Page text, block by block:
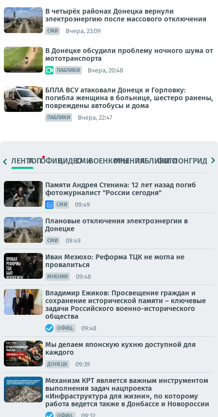
В четырёх районах Донецка вернули
электроэнергию после массового отключения
СМИ Вчера, 23:09
В Донецке обсудили проблему ночного шума от
мототранспорта
ПАБЛИКИ Вчера, 20:48
БПЛА ВСУ атаковали Донецк и Горловку:
погибла женщина в больнице, шестеро ранены,
повреждены автобусы и дома
ПАБЛИКИ Вчера, 22:47
ЛЕНТАТОПОФИЦ.ВИДЕОСМИВОЕНКОРЫМНЕНИЯПАБЛИКИ
ФОТОЛОНГРИДЫ
Памяти Андрея Стенина: 12 лет назад погиб
фотожурналист "России сегодня"
СМИ 09:49
Плановые отключения электроэнергии в
Донецке
СМИ 09:49
Иван Мезюхо: Реформа ТЦК не могла не
провалиться
МНЕНИЯ 09:48
Владимир Ежиков: Просвещение граждан и
сохранение исторической памяти – ключевые
задачи Российского военно-исторического
общества
ОФИЦ. 09:48
Мы делаем японскую кухню доступной для
каждого
ДОНЕЦК 09:39
Механизм КРТ является важным инструментом
выполнения задач нацпроекта
«Инфраструктура для жизни», по которому
работа ведется также в Донбассе и Новороссии
09:32